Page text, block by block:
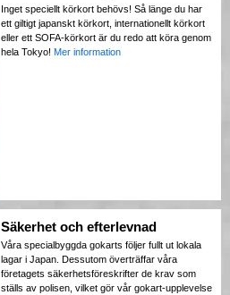
Inget speciellt körkort behövs! Så länge du har
ett giltigt japanskt körkort, internationellt körkort
eller ett SOFA-körkort är du redo att köra genom
hela Tokyo! Mer information
Säkerhet och efterlevnad
Våra specialbyggda gokarts följer fullt ut lokala
lagar i Japan. Dessutom överträffar våra
företagets säkerhetsföreskrifter de krav som
ställs av polisen, vilket gör vår gokart-upplevelse